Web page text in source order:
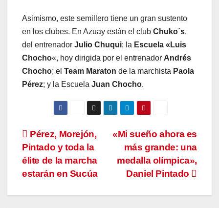
Asimismo, este semillero tiene un gran sustento
en los clubes. En Azuay están el club Chuko´s,
del entrenador Julio Chuqui; la Escuela «Luis
Chocho«, hoy dirigida por el entrenador Andrés
Chocho; el Team Maraton de la marchista Paola
Pérez; y la Escuela Juan Chocho.
Navegación
de
entradas
«Mi sueño ahora es
más grande: una
medalla olímpica»,
Daniel Pintado
Pérez, Morejón,
Pintado y toda la
élite de la marcha
estarán en Sucúa